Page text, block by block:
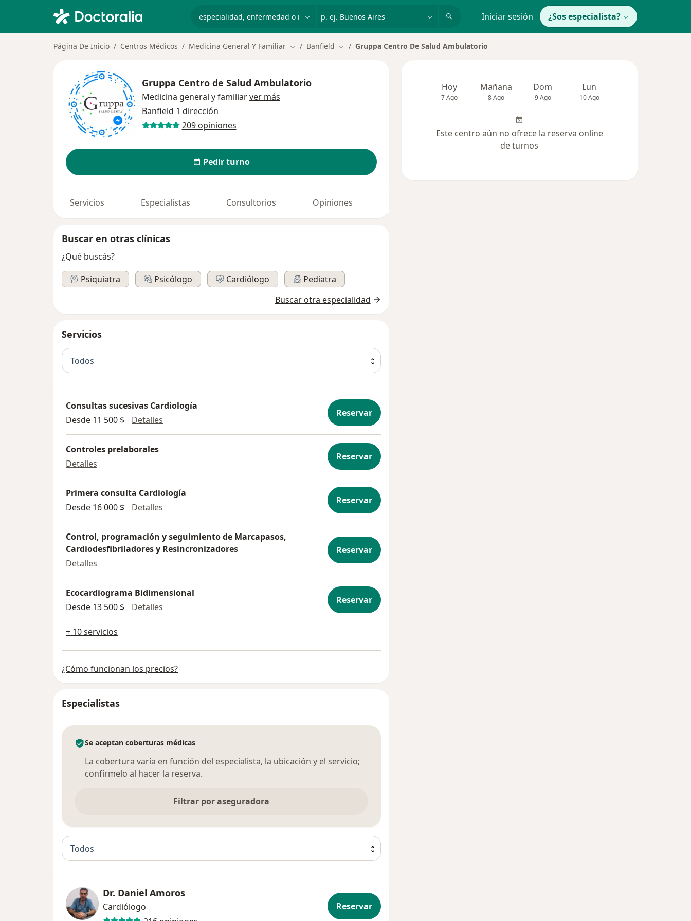
Iniciar sesión ¿Sos especialista?
Página De Inicio Centros Médicos Medicina General Y Familiar Cambiar de ciudad
Banfield Cambiar de ciudad
Gruppa Centro De Salud Ambulatorio
Gruppa Centro de Salud Ambulatorio
Medicina general y familiarver más
Banfield 1 dirección
209 opiniones
Pedir turno
Servicios Especialistas Consultorios Opiniones
Buscar en otras clínicas
¿Qué buscás?
Psiquiatra
Psicólogo Cardiólogo
Pediatra
Buscar otra especialidad
Servicios
Todos
Consultas sucesivas Cardiología
Desde 11 500 $
Detalles
Reservar
Controles prelaborales
Detalles
Reservar
Primera consulta Cardiología
Desde 16 000 $
Detalles
Reservar
Control, programación y seguimiento de Marcapasos,
Cardiodesfibriladores y Resincronizadores
Detalles Control, programación y seguimiento de Marcapasos, Cardiodesfibriladores y Resincronizadores
Reservar
Ecocardiograma Bidimensional
Desde 13 500 $
Detalles
Reservar
+ 10 servicios
¿Cómo funcionan los precios?
Especialistas
Se aceptan coberturas médicas
La cobertura varía en función del especialista, la ubicación y el servicio;
confírmelo al hacer la reserva.
Filtrar por aseguradora
Todos
Dr. Daniel Amoros
Cardiólogo
Reservar
Hoy
7 Ago
Mañana
8 Ago
Dom
9 Ago
Lun
10 Ago
Este centro aún no ofrece la reserva online
de turnos